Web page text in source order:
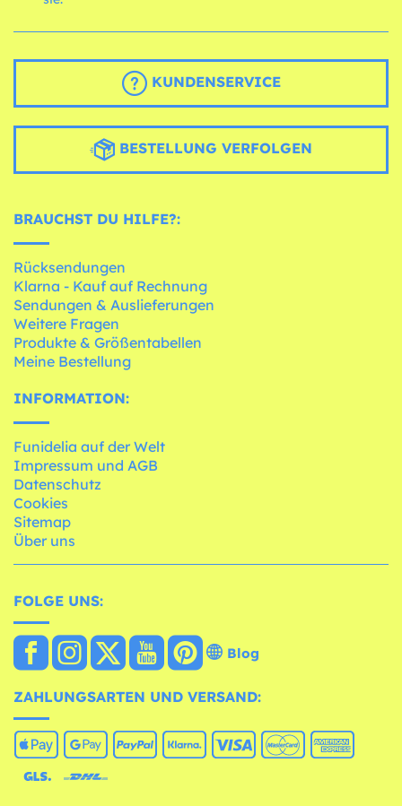
KUNDENSERVICE
BESTELLUNG VERFOLGEN
BRAUCHST DU HILFE?:
Rücksendungen
Klarna - Kauf auf Rechnung
Sendungen & Auslieferungen
Weitere Fragen
Produkte & Größentabellen
Meine Bestellung
INFORMATION:
Funidelia auf der Welt
Impressum und AGB
Datenschutz
Cookies
Sitemap
Über uns
FOLGE UNS:
Blog
ZAHLUNGSARTEN UND VERSAND: